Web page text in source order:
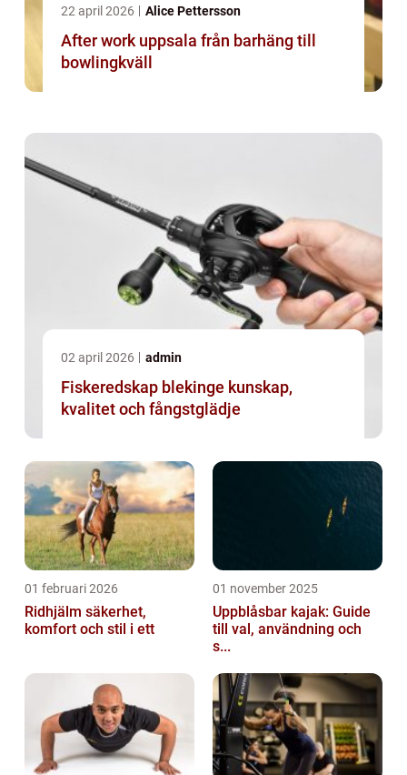
22 april 2026 Alice Pettersson
After work uppsala från barhäng till
bowlingkväll
02 april 2026 admin
Fiskeredskap blekinge kunskap,
kvalitet och fångstglädje
01 februari 2026
Ridhjälm säkerhet,
komfort och stil i ett
01 november 2025
Uppblåsbar kajak: Guide
till val, användning och
s...